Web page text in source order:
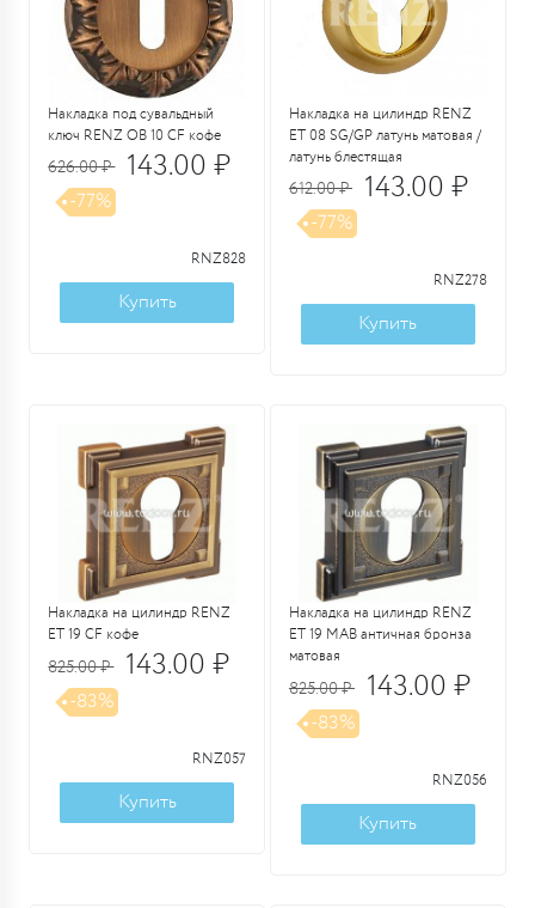
Накладка под сувальдный
ключ RENZ OB 10 CF кофе
626.00 ₽ 143.00 ₽
-77%
RNZ828
Купить
Накладка на цилиндр RENZ
ET 08 SG/GP латунь матовая /
латунь блестящая
612.00 ₽ 143.00 ₽
-77%
RNZ278
Купить
Накладка на цилиндр RENZ
ET 19 CF кофе
825.00 ₽ 143.00 ₽
-83%
RNZ057
Купить
Накладка на цилиндр RENZ
ET 19 MAB античная бронза
матовая
825.00 ₽ 143.00 ₽
-83%
RNZ056
Купить